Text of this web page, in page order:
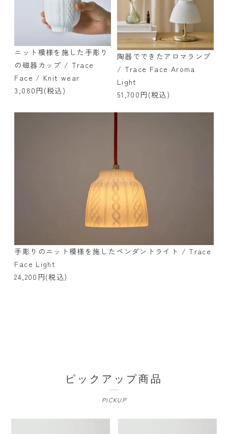
ニット模様を施した手彫り
の磁器カップ / Trace
Face / Knit wear
3,080円(税込)
陶器でできたアロマランプ
/ Trace Face Aroma
Light
51,700円(税込)
手彫りのニット模様を施したペンダントライト / Trace
Face Light
24,200円(税込)
ピックアップ商品
PICKUP